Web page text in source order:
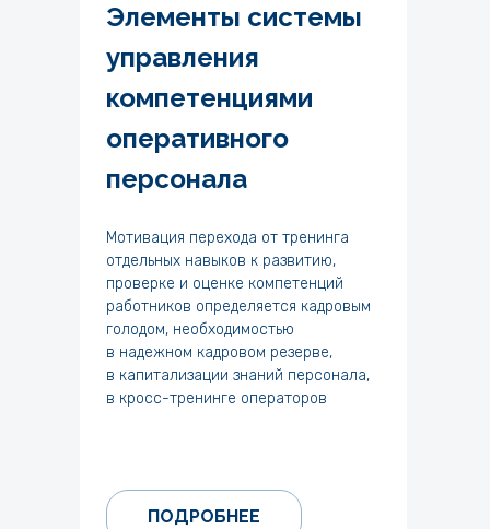
Элементы системы
управления
компетенциями
оперативного
персонала
Мотивация перехода от тренинга
отдельных навыков к развитию,
проверке и оценке компетенций
работников определяется кадровым
голодом, необходимостью
в надежном кадровом резерве,
в капитализации знаний персонала,
в кросс-тренинге операторов
ПОДРОБНЕЕ